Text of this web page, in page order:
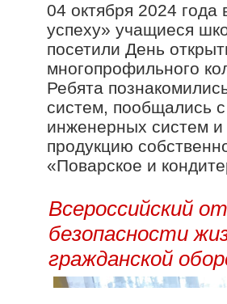
04 октября 2024
успеху» учащиеся
посетили День
многопрофильного
Ребята
систем, пообщались
инженерных систем и
продукцию
«Поварское и
Всероссийский
безопасности
гражданской